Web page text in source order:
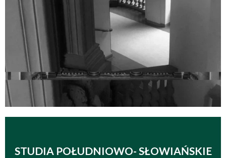
STUDIA POŁUDNIOWO- SŁOWIAŃSKIE